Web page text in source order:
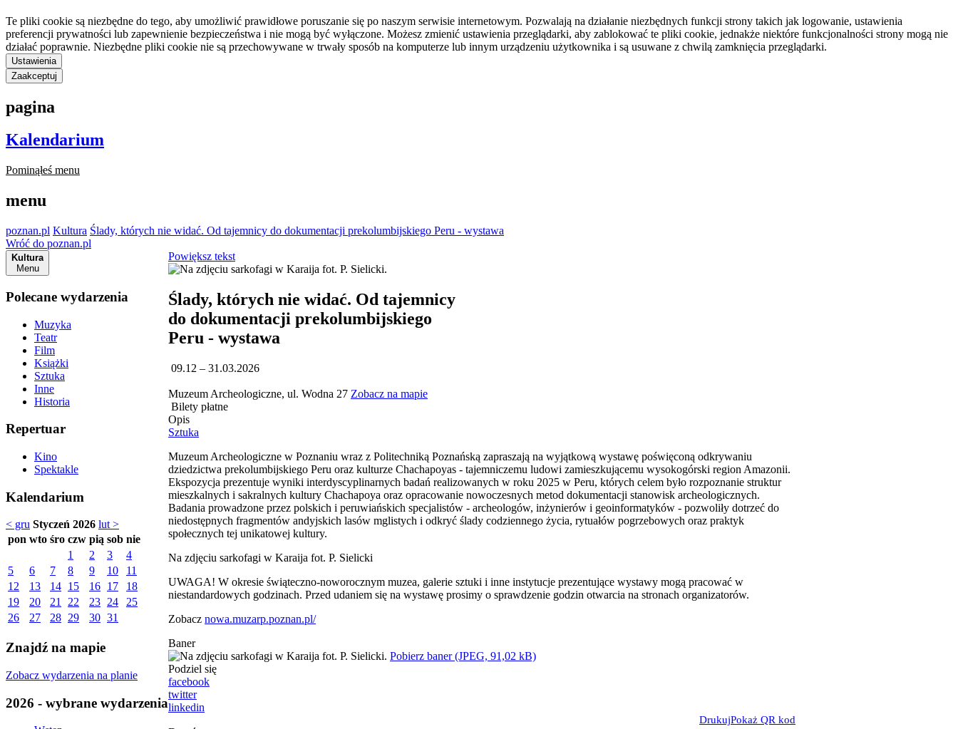
Te pliki cookie są niezbędne do tego, aby umożliwić prawidłowe poruszanie się po naszym serwisie internetowym. Pozwalają na działanie niezbędnych funkcji strony takich jak logowanie, ustawienia
preferencji prywatności lub zapewnienie bezpieczeństwa i nie mogą być wyłączone. Możesz zmienić ustawienia przeglądarki, aby zablokować te pliki cookie, jednakże niektóre funkcjonalności strony mogą nie
działać poprawnie. Niezbędne pliki cookie nie są przechowywane w trwały sposób na komputerze lub innym urządzeniu użytkownika i są usuwane z chwilą zamknięcia przeglądarki.
Ustawienia
Zaakceptuj
pagina
Kalendarium
Pominąłeś menu
menu
poznan.pl Kultura Ślady, których nie widać. Od tajemnicy do dokumentacji prekolumbijskiego Peru - wystawa
Wróć do poznan.pl
Kultura
Menu
Polecane wydarzenia
Muzyka
Teatr
Film
Książki
Sztuka
Inne
Historia
Repertuar
Kino
Spektakle
Kalendarium
< gru Styczeń 2026 lut >
pon wto śro czw pią sob nie
1
2 3
4
5
6 7 8 9 10
11
12
13 14 15 16 17
18
19
20 21 22 23 24
25
26
27 28 29 30 31
Znajdź na mapie
Zobacz wydarzenia na planie
2026 - wybrane wydarzenia
Powiększ tekst
Ślady, których nie widać. Od tajemnicy
do dokumentacji prekolumbijskiego
Peru - wystawa
09.12 – 31.03.2026
Muzeum Archeologiczne, ul. Wodna 27 Zobacz na mapie
Bilety płatne
Opis
Sztuka
Muzeum Archeologiczne w Poznaniu wraz z Politechniką Poznańską zapraszają na wyjątkową wystawę poświęconą odkrywaniu
dziedzictwa prekolumbijskiego Peru oraz kulturze Chachapoyas - tajemniczemu ludowi zamieszkującemu wysokogórski region Amazonii.
Ekspozycja prezentuje wyniki interdyscyplinarnych badań realizowanych w roku 2025 w Peru, których celem było rozpoznanie struktur
mieszkalnych i sakralnych kultury Chachapoya oraz opracowanie nowoczesnych metod dokumentacji stanowisk archeologicznych.
Badania prowadzone przez polskich i peruwiańskich specjalistów - archeologów, inżynierów i geoinformatyków - pozwoliły dotrzeć do
niedostępnych fragmentów andyjskich lasów mglistych i odkryć ślady codziennego życia, rytuałów pogrzebowych oraz praktyk
społecznych tej unikatowej kultury.
Na zdjęciu sarkofagi w Karaija fot. P. Sielicki
UWAGA! W okresie świąteczno-noworocznym muzea, galerie sztuki i inne instytucje prezentujące wystawy mogą pracować w
niestandardowych godzinach. Przed udaniem się na wystawę prosimy o sprawdzenie godzin otwarcia na stronach organizatorów.
Zobacz nowa.muzarp.poznan.pl/
Baner
Pobierz baner (JPEG, 91,02 kB)
Podziel się
facebook
twitter
linkedin
DrukujPokaż QR kod